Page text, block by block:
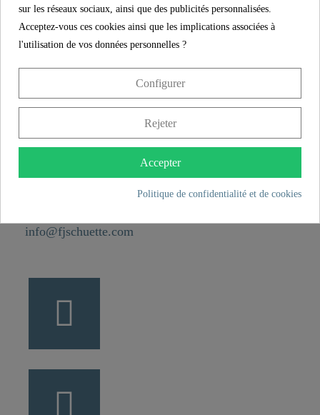
Hauteur 2,9 cm
Longueur 5,4 cm
Franz Joseph Schütte GmbH
49134 Wallenhorst
info@fjschuette.com
sur les réseaux sociaux, ainsi que des publicités personnalisées.
Acceptez-vous ces cookies ainsi que les implications associées à
l'utilisation de vos données personnelles ?
Configurer
Rejeter
Accepter
Politique de confidentialité et de cookies